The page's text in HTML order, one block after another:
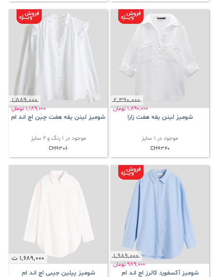
2٬390٬000
1٬890٬000تومان
شومیز لینن یقه هفت زارا
موجود در 1 سایز
CH9340
1٬589٬000
1٬189٬000تومان
شومیز لینن یقه هفت چین اچ اند ام
موجود در 1 رنگ و 2 سایز
CH9306
1٬989٬000
989٬000تومان
شومیز آکسفورد کالرز اچ اند ام
1٬689٬000 ت
شومیز پپلین جیبی اچ اند ام